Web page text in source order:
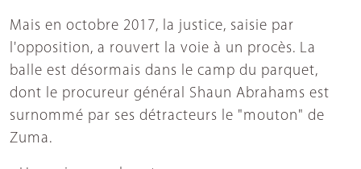
Mais en octobre 2017, la justice, saisie par
l'opposition, a rouvert la voie à un procès. La
balle est désormais dans le camp du parquet,
dont le procureur général Shaun Abrahams est
surnommé par ses détracteurs le "mouton" de
Zuma.